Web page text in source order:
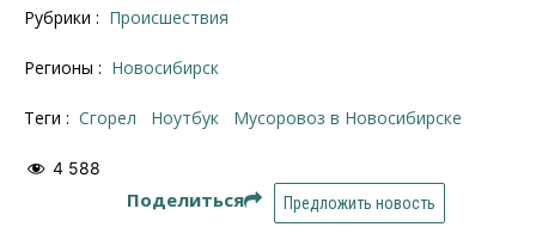
Рубрики : Происшествия
Регионы : Новосибирск
Теги : сгорел ноутбук мусоровоз в Новосибирске
4 588
Поделиться Предложить новость